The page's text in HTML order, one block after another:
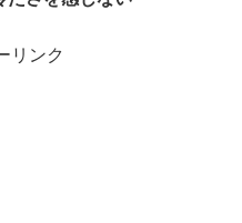
リンク